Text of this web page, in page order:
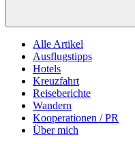
Alle Artikel
Ausflugstipps
Hotels
Kreuzfahrt
Reiseberichte
Wandern
Kooperationen / PR
Über mich